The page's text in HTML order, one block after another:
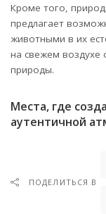
Кроме того,
предлагает
животными в их
на свежем воздухе
природы.
Места, где
аутентичной
ПОДЕЛИТЬСЯ В